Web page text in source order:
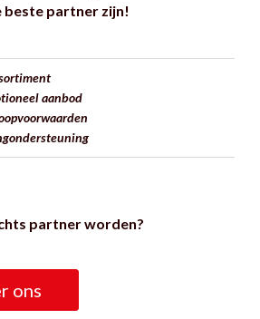
beste partner zijn!
aanbod
partner worden?
ons